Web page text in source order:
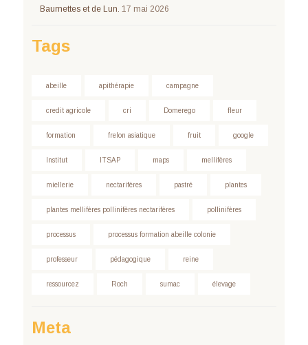
Baumettes et de Lun. 17 mai 2026
Tags
abeille apithérapie campagne
credit agricole cri Domerego fleur
formation frelon asiatique fruit google
Institut ITSAP maps mellifères
miellerie nectarifères pastré plantes
plantes mellifères pollinifères nectarifères pollinifères
processus processus formation abeille colonie
professeur pédagogique reine
ressourcez Roch sumac élevage
Meta